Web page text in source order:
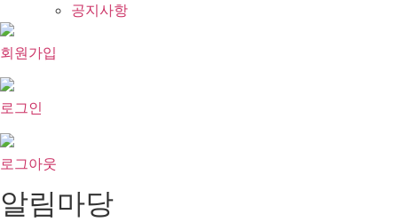
공지사항
회원가입
로그인
로그아웃
알림마당